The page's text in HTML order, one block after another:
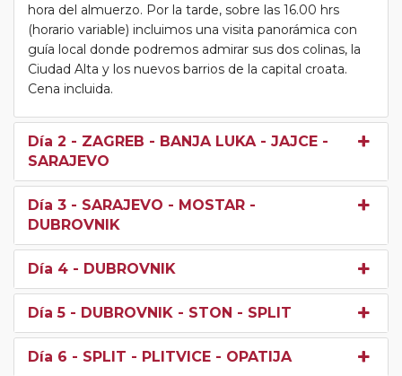
hora del almuerzo. Por la tarde, sobre las 16.00 hrs
(horario variable) incluimos una visita panorámica con
guía local donde podremos admirar sus dos colinas, la
Ciudad Alta y los nuevos barrios de la capital croata.
Cena incluida.
Día 2 - ZAGREB - BANJA LUKA - JAJCE -
SARAJEVO
Día 3 - SARAJEVO - MOSTAR -
DUBROVNIK
Día 4 - DUBROVNIK
Día 5 - DUBROVNIK - STON - SPLIT
Día 6 - SPLIT - PLITVICE - OPATIJA